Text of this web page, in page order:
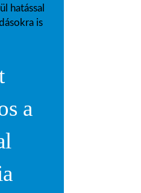
hatással
is
a